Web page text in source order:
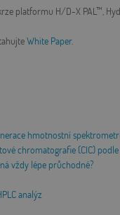
platformu H/D-X PAL™,
White Paper.
hmotnostní
chromatografie (CIC)
vždy lépe průchodné?
analýz